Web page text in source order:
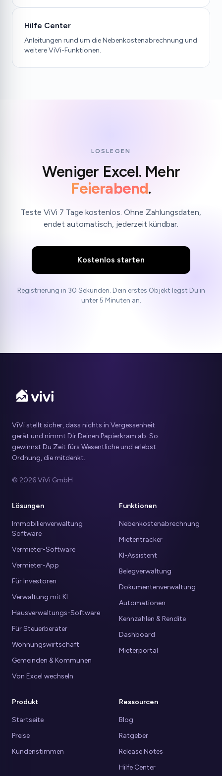
Hilfe Center
Anleitungen rund um die Nebenkostenabrechnung und
weitere ViVi-Funktionen.
LOSLEGEN
Weniger Excel. Mehr
Feierabend.
Teste ViVi 7 Tage kostenlos. Ohne Zahlungsdaten,
endet automatisch, jederzeit kündbar.
Kostenlos starten
Registrierung in 30 Sekunden. Dein erstes Objekt legst Du in
unter 5 Minuten an.
ViVi stellt sicher, dass nichts in Vergessenheit
gerät und nimmt Dir Deinen Papierkram ab. So
gewinnst Du Zeit fürs Wesentliche und erlebst
Ordnung, die mitdenkt.
© 2026 ViVi GmbH
Produkt
Startseite
Preise
Kundenstimmen
Funktionen
Nebenkostenabrechnung
Mietentracker
KI-Assistent
Belegverwaltung
Dokumentenverwaltung
Automationen
Kennzahlen & Rendite
Dashboard
Mieterportal
Lösungen
Immobilienverwaltung
Software
Vermieter-Software
Vermieter-App
Für Investoren
Verwaltung mit KI
Hausverwaltungs-Software
Für Steuerberater
Wohnungswirtschaft
Gemeinden & Kommunen
Von Excel wechseln
Ressourcen
Blog
Ratgeber
Release Notes
Hilfe Center